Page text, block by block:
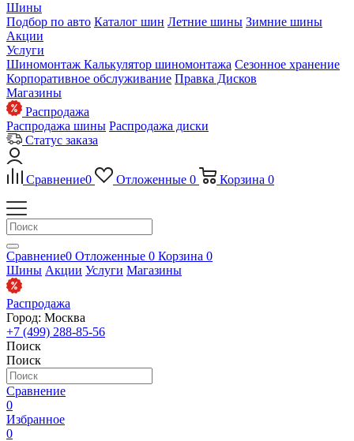
Шины
Подбор по авто Каталог шин Летние шины Зимние шины
Акции
Услуги
Шиномонтаж Калькулятор шиномонтажа Сезонное хранение
Корпоративное обслуживание Правка Дисков
Магазины
Распродажа
Распродажа шины Распродажа диски
Статус заказа
Сравнение0 Отложенные 0 Корзина 0
Сравнение0 Отложенные 0 Корзина 0
Шины Акции Услуги Магазины
Распродажа
Город: Москва
+7 (499) 288-85-56
Поиск
Поиск
Сравнение
0
Избранное
0